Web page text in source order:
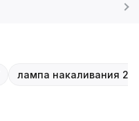
лампа накаливания